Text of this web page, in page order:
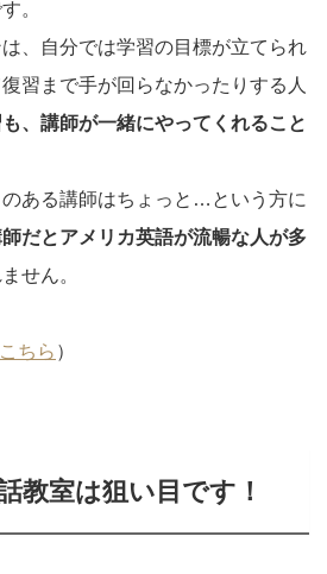
。
、自分では学習の目標が立てられ
習まで手が回らなかったりする人
、講師が一緒にやってくれること
ある講師はちょっと…という方に
だとアメリカ英語が流暢な人が多
せん。
こちら ）
教室は狙い目です！